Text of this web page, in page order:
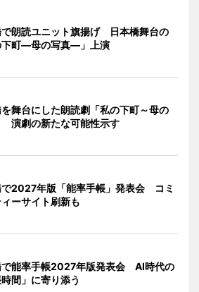
で朗読ユニット旗揚げ 日本橋舞台の
下町―母の写真―」上演
を舞台にした朗読劇「私の下町～母の
演劇の新たな可能性示す
で2027年版「能率手帳」発表会 コミ
ーサイト刷新も
で能率手帳2027年版発表会 AI時代の
時間」に寄り添う